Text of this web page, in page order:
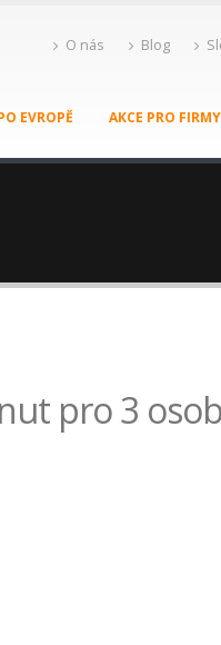
O nás Blog
EVROPĚ AKCE PRO FIRMY
pro 3